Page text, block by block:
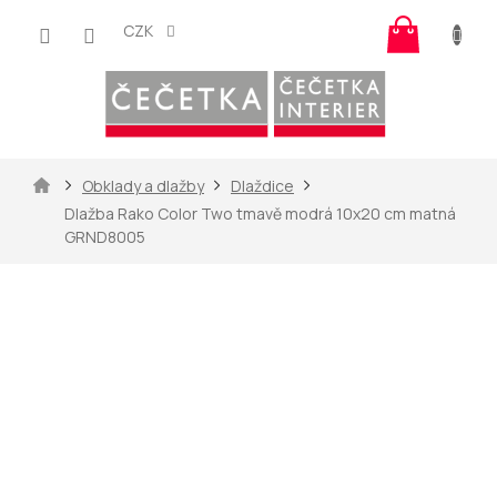
CZK
košík
DomůObklady a dlažby
Dlaždice
Dlažba Rako Color Two tmavě modrá 10x20 cm matná
GRND8005